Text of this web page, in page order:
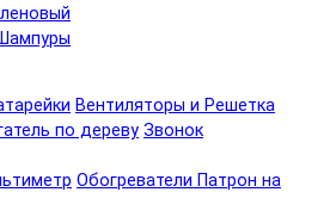
Вентиляторы и Решетка
по дереву Звонок
Обогреватели Патрон на